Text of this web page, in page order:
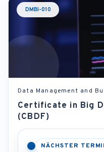
DMBI-010
Data Management and
Certificate in Big
(CBDF)
NÄCHSTER